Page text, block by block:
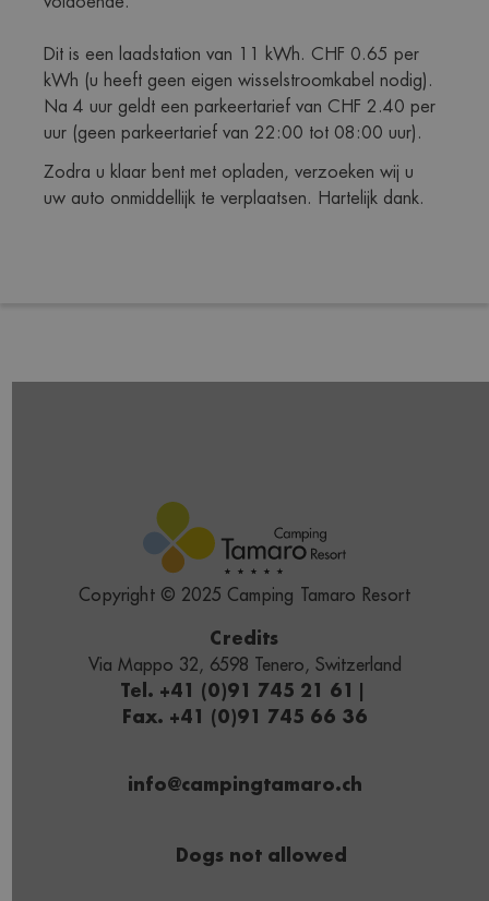
Dit is een laadstation van 11 kWh. CHF 0.65 per
kWh (u heeft geen eigen wisselstroomkabel nodig).
Na 4 uur geldt een parkeertarief van CHF 2.40 per
uur (geen parkeertarief van 22:00 tot 08:00 uur).
Zodra u klaar bent met opladen, verzoeken wij u
uw auto onmiddellijk te verplaatsen. Hartelijk dank.
Copyright © 2025 Camping Tamaro Resort
Credits
Via Mappo 32, 6598 Tenero, Switzerland
Tel. +41 (0)91 745 21 61 |
Fax. +41 (0)91 745 66 36
info@campingtamaro.ch
Dogs not allowed